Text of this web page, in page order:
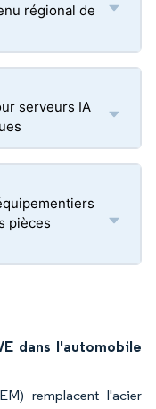
régional de
serveurs IA
pièces
dans l'automobile
remplacent l'acier